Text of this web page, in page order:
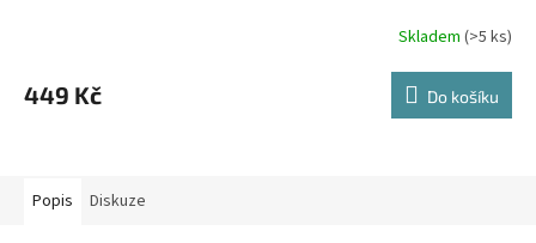
Skladem (>5 ks)
449 Kč Do košíku
Popis Diskuze